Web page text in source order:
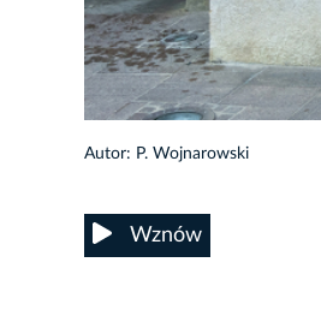
Autor: P. Wojnarowski
Wznów